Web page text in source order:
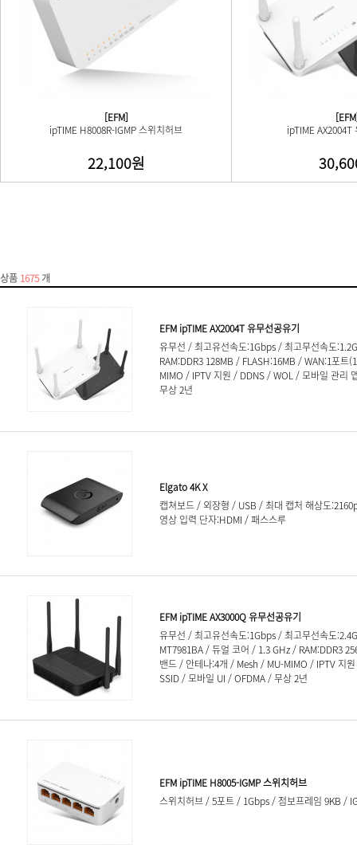
[EFM]
ipTIME H8008R-IGMP 스위치허브
22,100원
ipTIME AX2004T